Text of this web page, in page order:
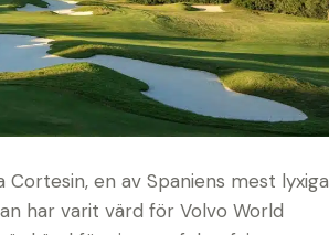
Cortesin, en av Spaniens mest lyxiga
har varit värd för Volvo World